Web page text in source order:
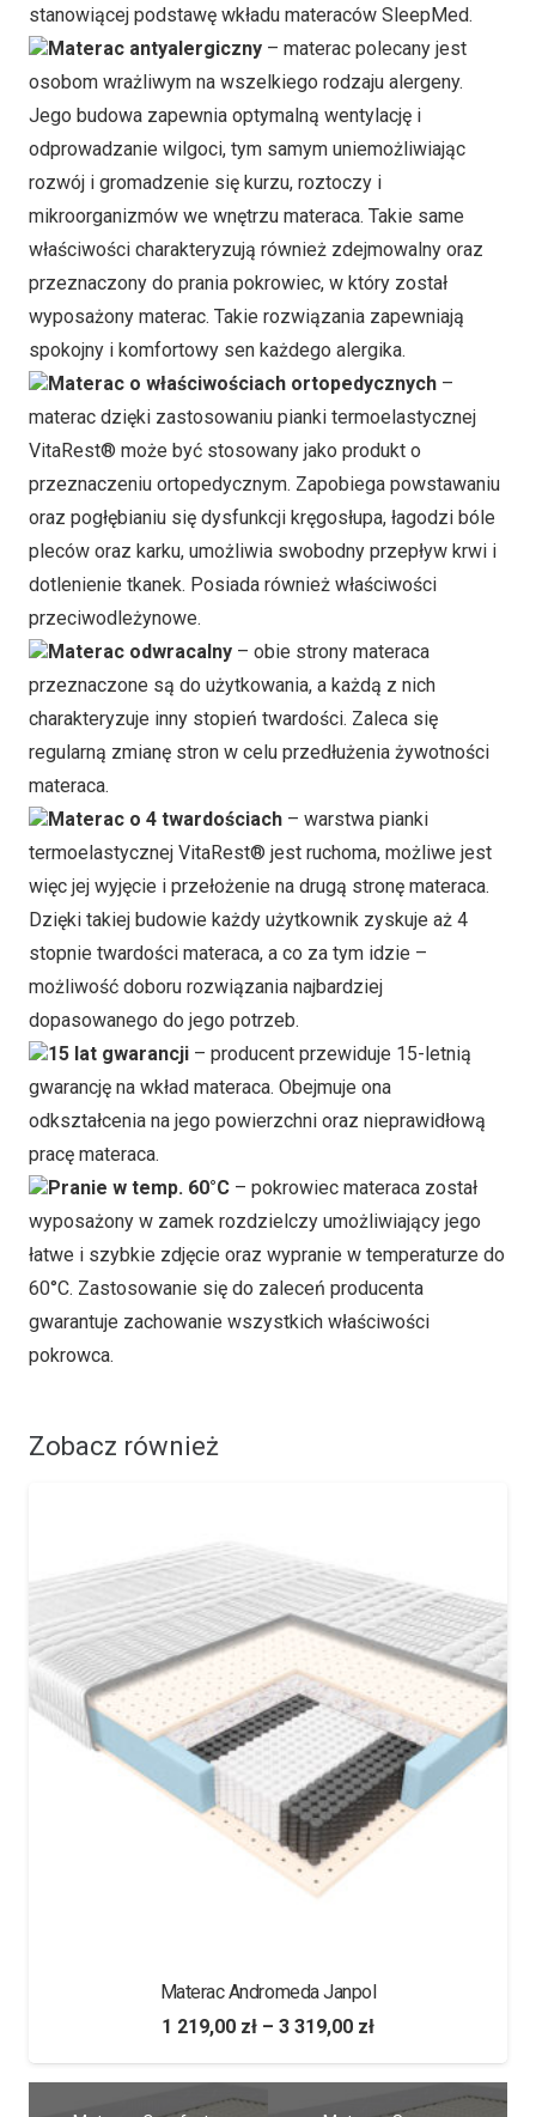
stanowiącej podstawę wkładu materaców SleepMed.
Materac antyalergiczny – materac polecany jest
osobom wrażliwym na wszelkiego rodzaju alergeny.
Jego budowa zapewnia optymalną wentylację i
odprowadzanie wilgoci, tym samym uniemożliwiając
rozwój i gromadzenie się kurzu, roztoczy i
mikroorganizmów we wnętrzu materaca. Takie same
właściwości charakteryzują również zdejmowalny oraz
przeznaczony do prania pokrowiec, w który został
wyposażony materac. Takie rozwiązania zapewniają
spokojny i komfortowy sen każdego alergika.
Materac o właściwościach ortopedycznych –
materac dzięki zastosowaniu pianki termoelastycznej
VitaRest® może być stosowany jako produkt o
przeznaczeniu ortopedycznym. Zapobiega powstawaniu
oraz pogłębianiu się dysfunkcji kręgosłupa, łagodzi bóle
pleców oraz karku, umożliwia swobodny przepływ krwi i
dotlenienie tkanek. Posiada również właściwości
przeciwodleżynowe.
Materac odwracalny – obie strony materaca
przeznaczone są do użytkowania, a każdą z nich
charakteryzuje inny stopień twardości. Zaleca się
regularną zmianę stron w celu przedłużenia żywotności
materaca.
Materac o 4 twardościach – warstwa pianki
termoelastycznej VitaRest® jest ruchoma, możliwe jest
więc jej wyjęcie i przełożenie na drugą stronę materaca.
Dzięki takiej budowie każdy użytkownik zyskuje aż 4
stopnie twardości materaca, a co za tym idzie –
możliwość doboru rozwiązania najbardziej
dopasowanego do jego potrzeb.
15 lat gwarancji – producent przewiduje 15-letnią
gwarancję na wkład materaca. Obejmuje ona
odkształcenia na jego powierzchni oraz nieprawidłową
pracę materaca.
Pranie w temp. 60°C – pokrowiec materaca został
wyposażony w zamek rozdzielczy umożliwiający jego
łatwe i szybkie zdjęcie oraz wypranie w temperaturze do
60°C. Zastosowanie się do zaleceń producenta
gwarantuje zachowanie wszystkich właściwości
pokrowca.
Zobacz również
Materac Andromeda Janpol
1 219,00 zł – 3 319,00 zł